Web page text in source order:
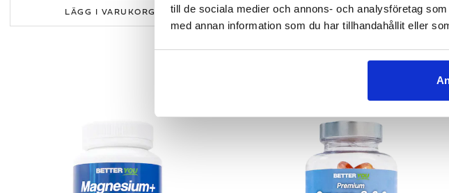
till de sociala medier och annons- och analysföretag
med annan information som du har tillhandahållit eller
LÄGG I VARUKORGEN LÄGG I VARUKORGEN